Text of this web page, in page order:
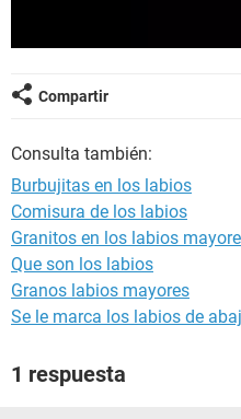
Compartir
Consulta también:
Burbujitas en los labios
Comisura de los labios
Granitos en los labios
Que son los labios
Granos labios mayores
Se le marca los labios de
1 respuesta